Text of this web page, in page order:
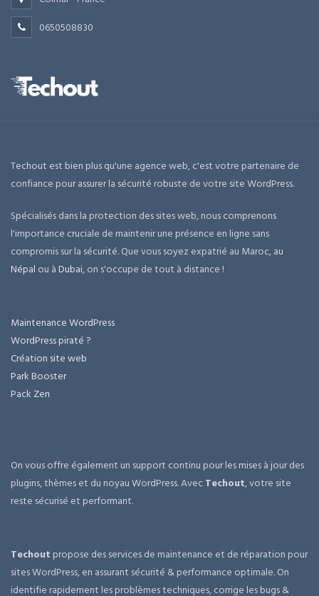
0650508830
Techout est bien plus qu'une agence web, c'est votre partenaire de
confiance pour assurer la sécurité robuste de votre site WordPress.
Spécialisés dans la protection des sites web, nous comprenons
l'importance cruciale de maintenir une présence en ligne sans
compromis sur la sécurité. Que vous soyez expatrié au Maroc, au
Népal ou àDubai, on s'occupe de tout à distance !
Maintenance WordPress
WordPress piraté ?
Création site web
Park Booster
Pack Zen
On vous offre également un support continu pour les mises à jour des
plugins, thèmes et du noyau WordPress. AvecTechout, votre site
reste sécurisé et performant.
Techout propose des services de maintenance et de réparation pour
sites WordPress, en assurant sécurité & performance optimale. On
identifie rapidement les problèmes techniques, corrige les bugs &